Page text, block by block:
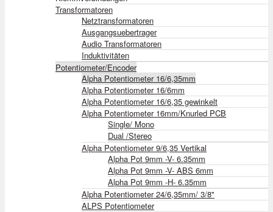
Transformatoren
Netztransformatoren
Ausgangsuebertrager
Audio Transformatoren
Induktivitäten
Potentiometer/Encoder
Alpha Potentiometer 16/6,35mm
Alpha Potentiometer 16/6mm
Alpha Potentiometer 16/6,35 gewinkelt
Alpha Potentiometer 16mm/Knurled PCB
Single/ Mono
Dual /Stereo
Alpha Potentiometer 9/6,35 Vertikal
Alpha Pot 9mm -V- 6.35mm
Alpha Pot 9mm -V- ABS 6mm
Alpha Pot 9mm -H- 6.35mm
Alpha Potentiometer 24/6,35mm/ 3/8"
ALPS Potentiometer